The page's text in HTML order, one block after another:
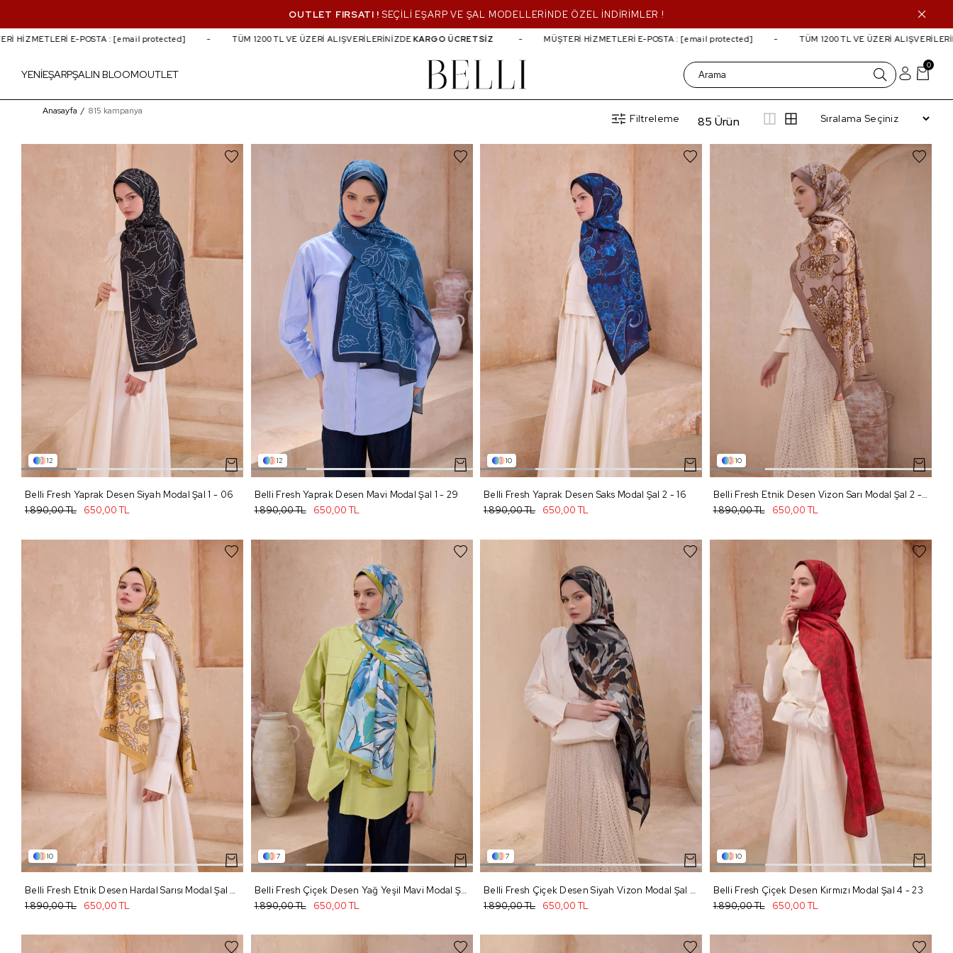
OUTLET FIRSATI ! SEÇİLİ EŞARP VE ŞAL MODELLERİNDE ÖZEL İNDİRİMLER !
YENİEŞARPŞALIN BLOOMOUTLET
E-POSTA :[email protected] TÜM 1200 TL VE ÜZERİ ALIŞVERİLERİNİZDEKARGO ÜCRETSİZ MÜŞTERİ HİZMETLERİ E-POSTA :[email protected] TÜM 1200 TL VE ÜZERİ ALIŞVERİLERİNİZDE
0
815 kampanya
Anasayfa 815 kampanya
85 Ürün
Filtreleme
12
Belli Fresh Yaprak Desen Siyah Modal Şal 1 - 06
650,00 TL
1.890,00 TL
12
Belli Fresh Yaprak Desen Mavi Modal Şal 1 - 29
650,00 TL
1.890,00 TL
10
Belli Fresh Yaprak Desen Saks Modal Şal 2 - 16
650,00 TL
1.890,00 TL
10
Belli Fresh Etnik Desen Vizon Sarı Modal Şal 2 - 32
650,00 TL
1.890,00 TL
10
Belli Fresh Etnik Desen Hardal Sarısı Modal Şal 2 - 35
650,00 TL
1.890,00 TL
7
Belli Fresh Çiçek Desen Yağ Yeşil Mavi Modal Şal 3 - 01
650,00 TL
1.890,00 TL
7
Belli Fresh Çiçek Desen Siyah Vizon Modal Şal 3 - 15
650,00 TL
1.890,00 TL
10
Belli Fresh Çiçek Desen Kırmızı Modal Şal 4 - 23
650,00 TL
1.890,00 TL